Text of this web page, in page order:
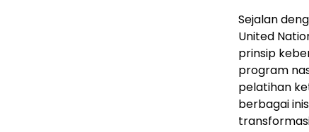
Sejalan
United
prinsip
program
pelatihan
berbagai